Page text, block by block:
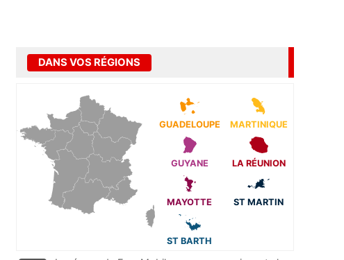
DANS VOS RÉGIONS
GUADELOUPE MARTINIQUE
GUYANE LA RÉUNION
MAYOTTE ST MARTIN
ST BARTH